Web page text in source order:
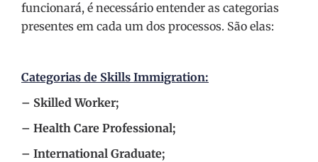
funcionará, é necessário entender as categorias
presentes em cada um dos processos. São elas:
Categorias de Skills Immigration:
– Skilled Worker;
– Health Care Professional;
– International Graduate;